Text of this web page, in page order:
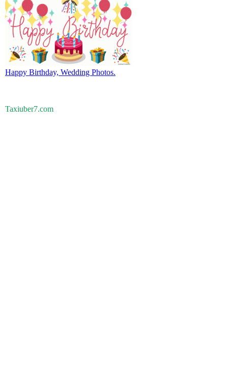
Happy Birthday, Wedding Photos.
Taxiuber7.com